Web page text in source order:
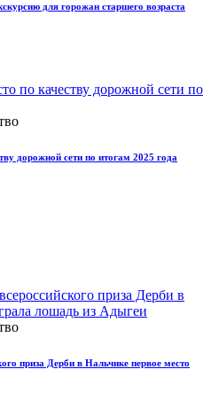
для горожан старшего возраста
дорожной сети по итогам 2025 года
приза Дерби в Нальчике первое место